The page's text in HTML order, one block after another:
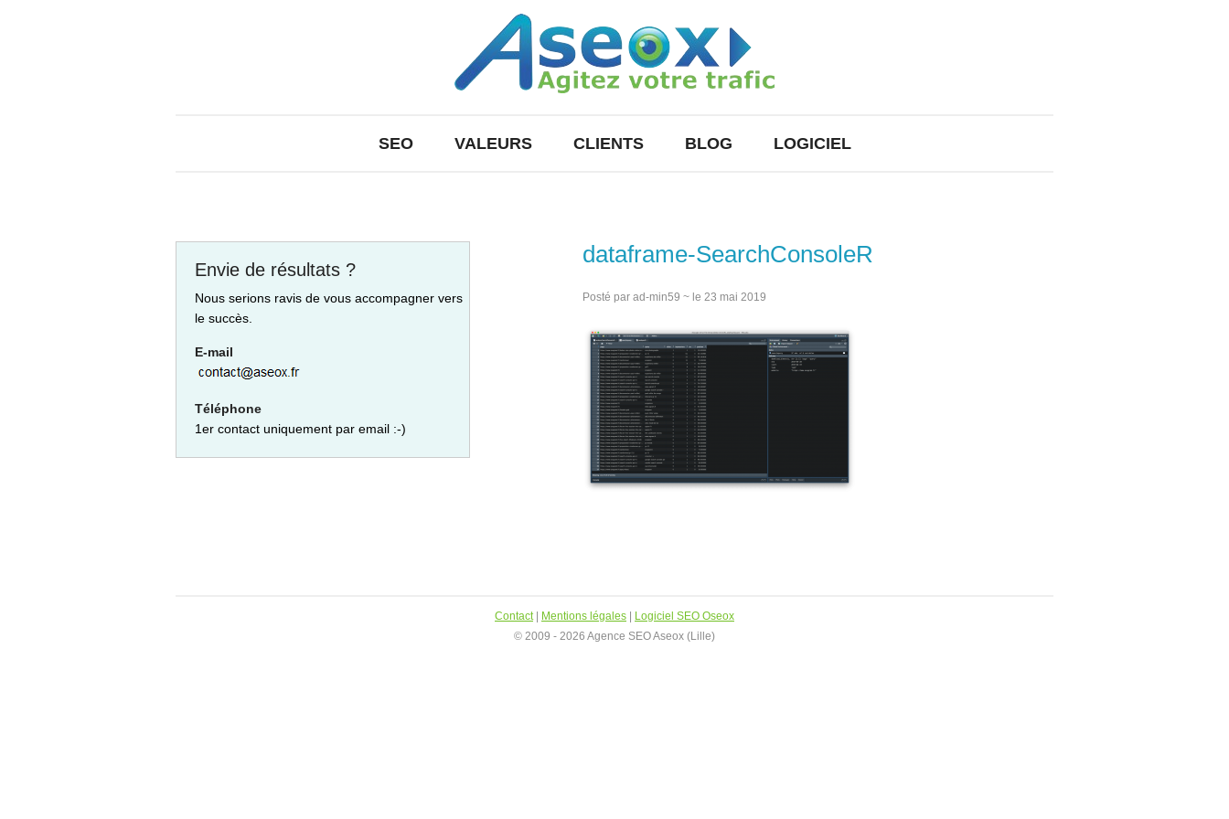
SEO VALEURS CLIENTS BLOG LOGICIEL
dataframe-SearchConsoleR
Posté par ad-min59 ~ le 23 mai 2019
Envie de résultats ?
Nous serions ravis de vous accompagner vers
le succès.
E-mail
Téléphone
1er contact uniquement par email :-)
Contact| Mentions légales
Logiciel SEO Oseox
© 2009 - 2026 Agence SEO Aseox (Lille)